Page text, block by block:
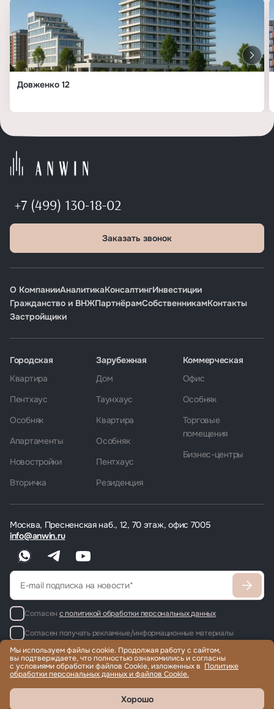
Довженко 12
+7 (499) 130-18-02
Заказать звонок
О КомпанииАналитикаКонсалтингИнвестиции
Гражданство и ВНЖПартнёрамСобственникамКонтакты
Застройщики
Москва, Пресненская наб., 12, 70 этаж, офис 7005
info@anwin.ru
Согласен с политикой обработки персональных данных
Согласен получать рекламные/информационные материалы
Городская
Квартира
Пентхаус
Особняк
Апартаменты
Новостройки
Вторичка
Зарубежная
Дом
Таунхаус
Квартира
Особняк
Пентхаус
Резиденция
Коммерческая
Офис
Особняк
Торговые
помещения
Бизнес-центры
Продажа и аренда элитной недвижимости по всему миру, помощь
© 2022-2026 Международная компания Anwin
Мы используем файлы cookie. Продолжая работу с сайтом,
вы подтверждаете, что полностью ознакомились и согласны
с условиями обработки файлов Cookie, изложенных в Политике
обработки персональных данных и файлов Cookie.
Хорошо